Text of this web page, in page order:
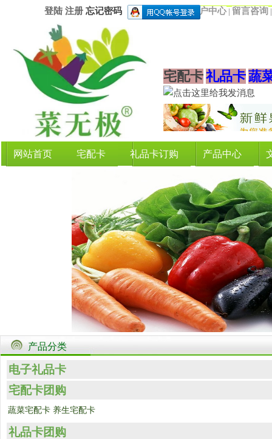
网站首页 宅配卡 礼品卡订购 产品中心
登陆 注册 忘记密码 用户中心 | 留言咨询
宅配卡礼品卡蔬
产品分类
电子礼品卡
宅配卡团购
蔬菜宅配卡 养生宅配卡
礼品卡团购